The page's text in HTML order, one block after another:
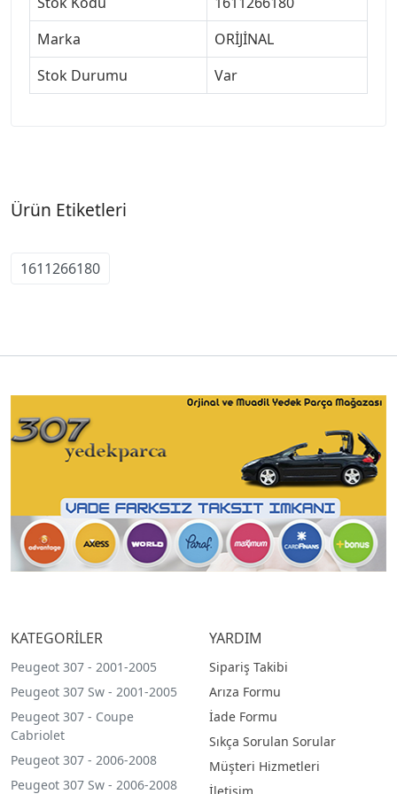
Marka
ORİJİNAL
Stok Durumu
Var
Ürün Etiketleri
1611266180
KATEGORİLER
Peugeot 307 - 2001-2005
Peugeot 307 Sw - 2001-2005
Peugeot 307 - Coupe
Cabriolet
Peugeot 307 - 2006-2008
Peugeot 307 Sw - 2006-2008
YARDIM
Sipariş Takibi
Arıza Formu
İade Formu
Sıkça Sorulan Sorular
Müşteri Hizmetleri